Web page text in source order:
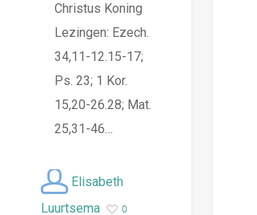
Christus Koning
Lezingen: Ezech.
34,11-12.15-17;
Ps. 23; 1 Kor.
15,20-26.28; Mat.
25,31-46…
Elisabeth
Luurtsema
0